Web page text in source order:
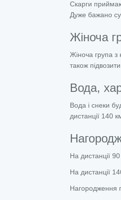
Скарги
Дуже бажано
Жіноча
Жіноча група з
також
Вода,
Вода і снеки
дистанції 140
На дистанції
На дистанції
Нагородження